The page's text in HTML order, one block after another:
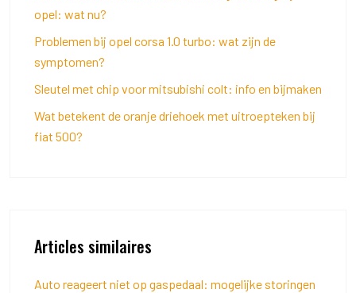
opel: wat nu?
Problemen bij opel corsa 1.0 turbo: wat zijn de
symptomen?
Sleutel met chip voor mitsubishi colt: info en bijmaken
Wat betekent de oranje driehoek met uitroepteken bij
fiat 500?
Articles similaires
Auto reageert niet op gaspedaal: mogelijke storingen